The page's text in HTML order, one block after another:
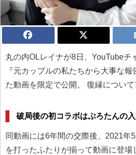
丸の内OLレイナが8日、YouTubeチ
『元カップルの私たちから大事な
た動画を限定で公開。 復縁について
破局後の初コラボはぷろたんの
同動画には6年間の交際後、2021年
を打ったふたりが揃って動画に登場